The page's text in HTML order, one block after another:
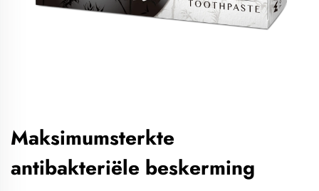
Maksimumsterkte
antibakteriële beskerming